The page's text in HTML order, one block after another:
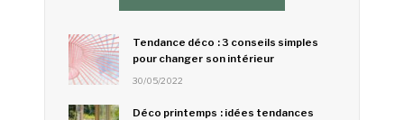
Tendance déco : 3 conseils simples
pour changer son intérieur
30/05/2022
Déco printemps : idées tendances